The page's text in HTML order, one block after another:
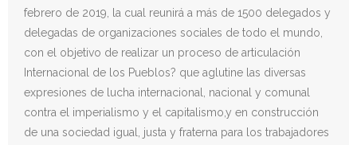
Documentación
Donativos
febrero de 2019, la cual reunirá a más de 1500 delegados y
delegadas de organizaciones sociales de todo el mundo,
con el objetivo de realizar un proceso de articulación
Internacional de los Pueblos? que aglutine las diversas
expresiones de lucha internacional, nacional y comunal
contra el imperialismo y el capitalismo,y en construcción
de una sociedad igual, justa y fraterna para los trabajadores